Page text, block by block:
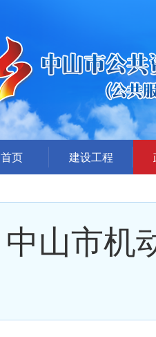
首页 建设工程
招标文件提前公示
招标公告
答疑、澄清
中标信息
中山市机